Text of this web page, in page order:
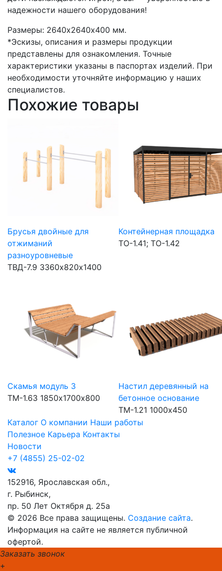
надежности нашего оборудования!
Размеры: 2640х2640х400 мм.
*Эскизы, описания и размеры продукции
представлены для ознакомления. Точные
характеристики указаны в паспортах изделий. При
необходимости уточняйте информацию у наших
специалистов.
Похожие товары
Брусья двойные для
отжиманий
разноуровневые
ТВД-7.9 3360х820х1400
Контейнерная площадка
ТО-1.41; ТО-1.42
Скамья модуль 3
ТМ-1.63 1850х1700х800
Настил деревянный на
бетонное основание
ТМ-1.21 1000х450
Каталог О компании Наши работы
Полезное Карьера Контакты
Новости
+7 (4855) 25-02-02
152916, Ярославская обл.,
г. Рыбинск,
пр. 50 Лет Октября д. 25а
© 2026 Все права защищены. Создание сайта.
Информация на сайте не является публичной
офертой.
Заказать звонок
+